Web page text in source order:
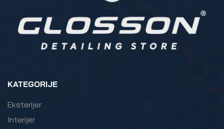
KATEGORIJE
Eksterijer
Interijer